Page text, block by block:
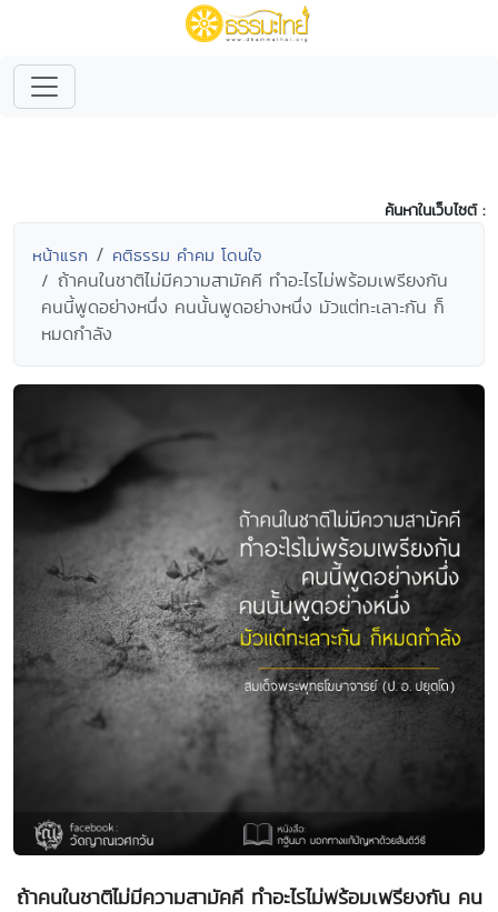
ค้นหาในเว็บไซต์ :
หน้าแรก คติธรรม คำคม โดนใจ
ถ้าคนในชาติไม่มีความสามัคคี ทำอะไรไม่พร้อมเพรียงกัน
คนนี้พูดอย่างหนึ่ง คนนั้นพูดอย่างหนึ่ง มัวแต่ทะเลาะกัน ก็
หมดกำลัง
ถ้าคนในชาติไม่มีความสามัคคี ทำอะไรไม่พร้อมเพรียงกัน คน